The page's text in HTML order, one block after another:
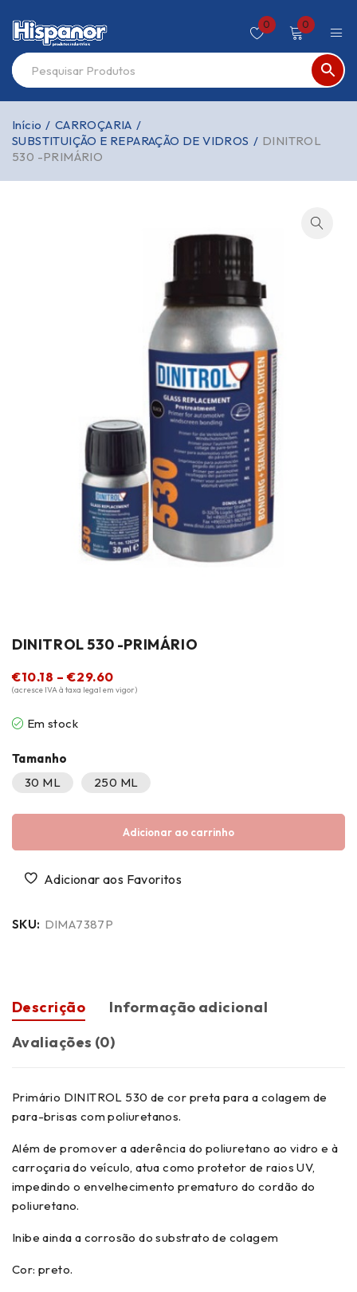
0 0
Início / CARROÇARIA /
SUBSTITUIÇÃO E REPARAÇÃO DE VIDROS / DINITROL
530 -PRIMÁRIO
DINITROL 530 -PRIMÁRIO
€10.18 – €29.60
(acresce IVA à taxa legal em vigor)
Em stock
Tamanho
30 ML
250 ML
Adicionar ao carrinho
SKU: DIMA7387P
Descrição
Informação adicional
Avaliações (0)
Primário DINITROL 530 de cor preta para a colagem de
para-brisas com poliuretanos.
Além de promover a aderência do poliuretano ao vidro e à
carroçaria do veículo, atua como protetor de raios UV,
impedindo o envelhecimento prematuro do cordão do
poliuretano.
Inibe ainda a corrosão do substrato de colagem
Cor: preto.